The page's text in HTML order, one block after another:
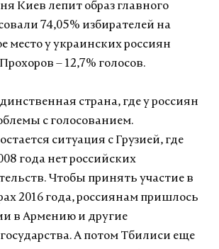
Киев лепит образ главного
74,05% избирателей на
место у украинских россиян
– 12,7% голосов.
страна, где у россиян
с голосованием.
ситуация с Грузией, где
года нет российских
Чтобы принять участие в
2016 года, россиянам пришлось
в Армению и другие
А потом Тбилиси еще